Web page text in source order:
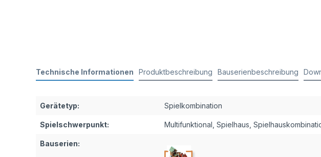
Technische Informationen Produktbeschreibung Bauserienbeschreibung
Gerätetyp: Spielkombination
Spielschwerpunkt: Multifunktional , Spielhaus,
Bauserien: